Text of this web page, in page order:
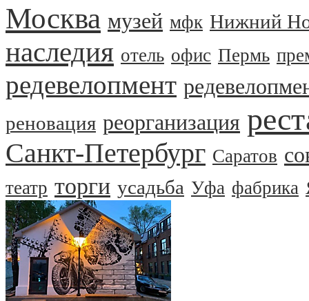
Москва музей мфк Нижний
наследия отель офис Пермь
редевелопмент
реновация реорганизация
Санкт-Петербург Саратов
театр торги усадьба Уфа фабрика